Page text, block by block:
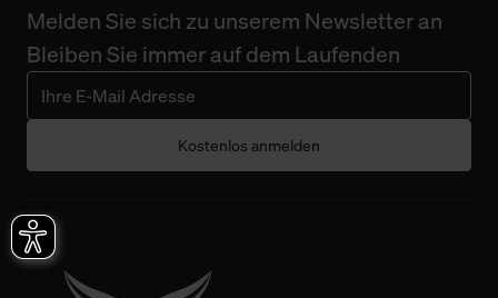
Melden Sie sich zu unserem Newsletter an
Bleiben Sie immer auf dem Laufenden
Kostenlos anmelden